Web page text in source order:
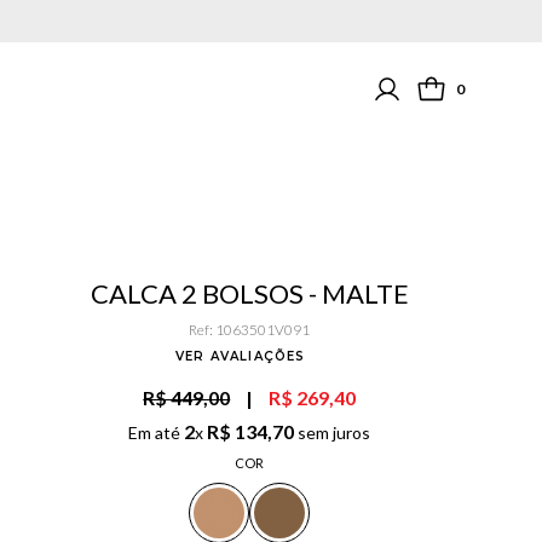
0
CALCA 2 BOLSOS - MALTE
Ref: 1063501V091
VER AVALIAÇÕES
R$ 449,00 | R$ 269,40
Em até 2x R$ 134,70 sem juros
COR